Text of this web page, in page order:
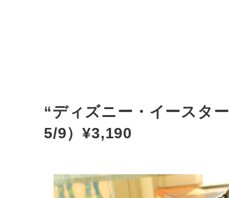
“ディズニー・イースタ
5/9）¥3,190